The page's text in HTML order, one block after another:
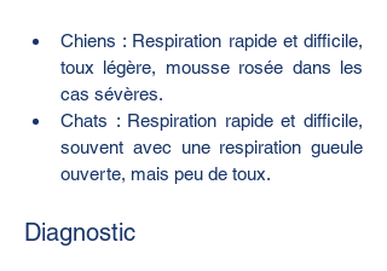
Chiens : Respiration rapide et difficile,
toux légère, mousse rosée dans les
cas sévères.
Chats : Respiration rapide et difficile,
souvent avec une respiration gueule
ouverte, mais peu de toux.
Diagnostic